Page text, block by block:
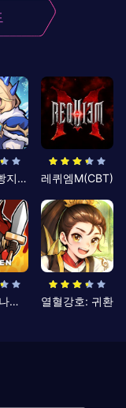
킹방치: 빵지의 제왕 레퀴엠M(CBT)
뮤: 포켓 나이츠 열혈강호: 귀환